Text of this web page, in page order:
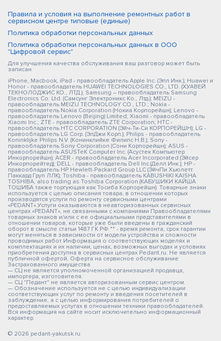
Правила и условия на выполнение ремонтных работ в
сервисном центре типовые (единые)
Политика обработки персональных данных
Политика обработки персональных данных в ООО
"Цифровой сервис"
Для улучшения качества обслуживания ваш разговор может быть
записан
iPhone, Macbook, iPad - правообладатель Apple Inc. (Эпл Инк.); Huawei и
Honor - правообладатель HUAWEI TECHNOLOGIES CO., LTD. (ХУАВЕЙ
ТЕКНОЛОДЖИС КО., ЛТД.); Samsung – правообладатель Samsung
Electronics Co. Ltd. (Самсунг Электроникс Ко., Лтд.); MEIZU -
правообладатель MEIZU TECHNOLOGY CO., LTD.; Nokia -
правообладатель Nokia Corporation (Нокиа Корпорейшн); Lenovo -
правообладатель Lenovo (Beijing) Limited; Xiaomi - правообладатель
Xiaomi Inc.; ZTE - правообладатель ZTE Corporation; HTC -
правообладатель HTC CORPORATION (Эйч-Ти-Си КОРПОРЕЙШН); LG -
правообладатель LG Corp. (ЭлДжи Корп.); Philips - правообладатель
Koninklijke Philips N.V. (Конинклийке Филипс Н.В.); Sony -
правообладатель Sony Corporation (Сони Корпорейшн); ASUS -
правообладатель ASUSTeK Computer Inc. (Асустек Компьютер
Инкорпорейшн); ACER - правообладатель Acer Incorporated (Эйсер
Инкорпорейтед); DELL - правообладатель Dell Inc.(Делл Инк.); HP -
правообладатель HP Hewlett-Packard Group LLC (ЭйчПи Хьюлетт
Паккард Груп ЛЛК); Toshiba - правообладатель KABUSHIKI KAISHA
TOSHIBA, also trading as Toshiba Corporation (КАБУШИКИ КАЙША
ТОШИБА также торгующая как Тосиба Корпорейшн). Товарные знаки
используется с целью описания товара, в отношении которых
производятся услуги по ремонту сервисными центрами
«PEDANT».Услуги оказываются в неавторизованных сервисных
центрах «PEDANT», не связанными с компаниями Правообладателями
товарных знаков и/или с ее официальными представителями в
отношении товаров, которые уже были введены в гражданский
оборот в смысле статьи 1487 ГК РФ ** - время ремонта, срок гарантии
могут меняться в зависимости от модели устройства и сложности
проводимых работ Информация о соответствующих моделях и
комплектациях и их наличии, ценах, возможных выгодах и условиях
приобретения доступна в сервисных центрах Pedant.ru. Не является
публичной офертой. Оферта на сервисное обслуживание
Застрахованного имущества
— СЦ не является уполномоченной организацией продавца,
импортера, изготовителя.
— СЦ "Педант" не является авторизованным сервис центром.
— Обозначение используется не с целью индивидуализации
соответствующих услуг по ремонту и введения посетителей в
заблуждение, а с целью информирования потребителей о
предоставляемых услугах в отношении техники правообладателей.
Вся информация на сайте носит исключительно информационный
характер.
© 2026 pedant-yakutsk.ru